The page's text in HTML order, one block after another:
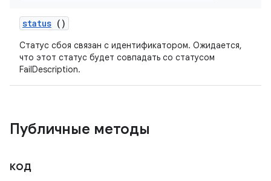
status ()
Статус сбоя связан с идентификатором. Ожидается,
что этот статус будет совпадать со статусом
FailDescription.
Публичные методы
код